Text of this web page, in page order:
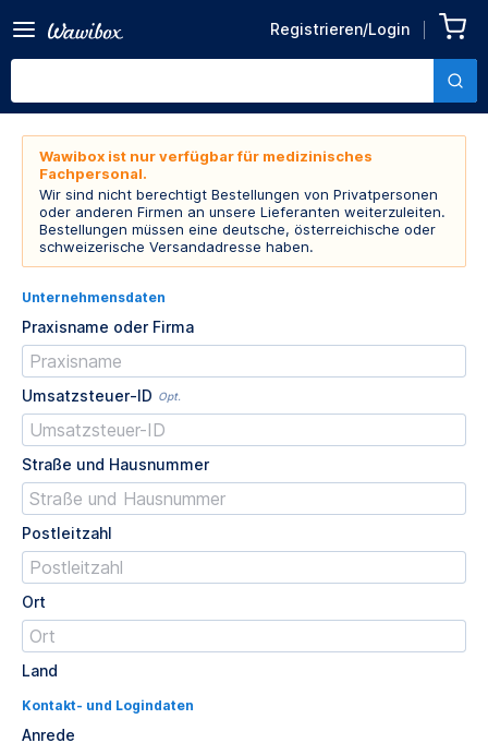
Registrieren/Login
Wawibox ist nur verfügbar für medizinisches
Fachpersonal.
Wir sind nicht berechtigt Bestellungen von Privatpersonen
oder anderen Firmen an unsere Lieferanten weiterzuleiten.
Bestellungen müssen eine deutsche, österreichische oder
schweizerische Versandadresse haben.
Unternehmensdaten
Praxisname oder Firma
Umsatzsteuer-ID Opt.
Straße und Hausnummer
Postleitzahl
Ort
Land
Kontakt- und Logindaten
Anrede